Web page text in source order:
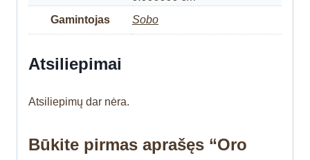
Gamintojas
Sobo
Atsiliepimai
Atsiliepimų dar nėra.
Būkite pirmas aprašęs “Oro